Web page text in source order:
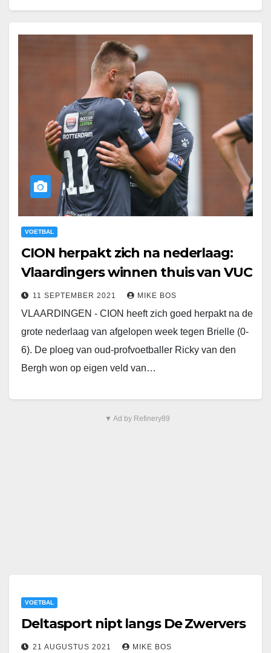
VOETBAL
CION herpakt zich na nederlaag:
Vlaardingers winnen thuis van VUC
11 SEPTEMBER 2021 MIKE BOS
VLAARDINGEN - CION heeft zich goed herpakt na de
grote nederlaag van afgelopen week tegen Brielle (0-
6). De ploeg van oud-profvoetballer Ricky van den
Bergh won op eigen veld van…
▼ Ad by Refinery89
VOETBAL
Deltasport nipt langs De Zwervers
21 AUGUSTUS 2021 MIKE BOS